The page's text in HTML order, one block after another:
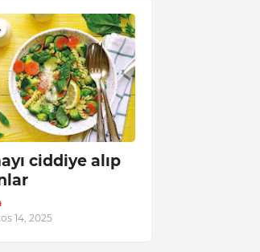
ciddiye alıp
14, 2025